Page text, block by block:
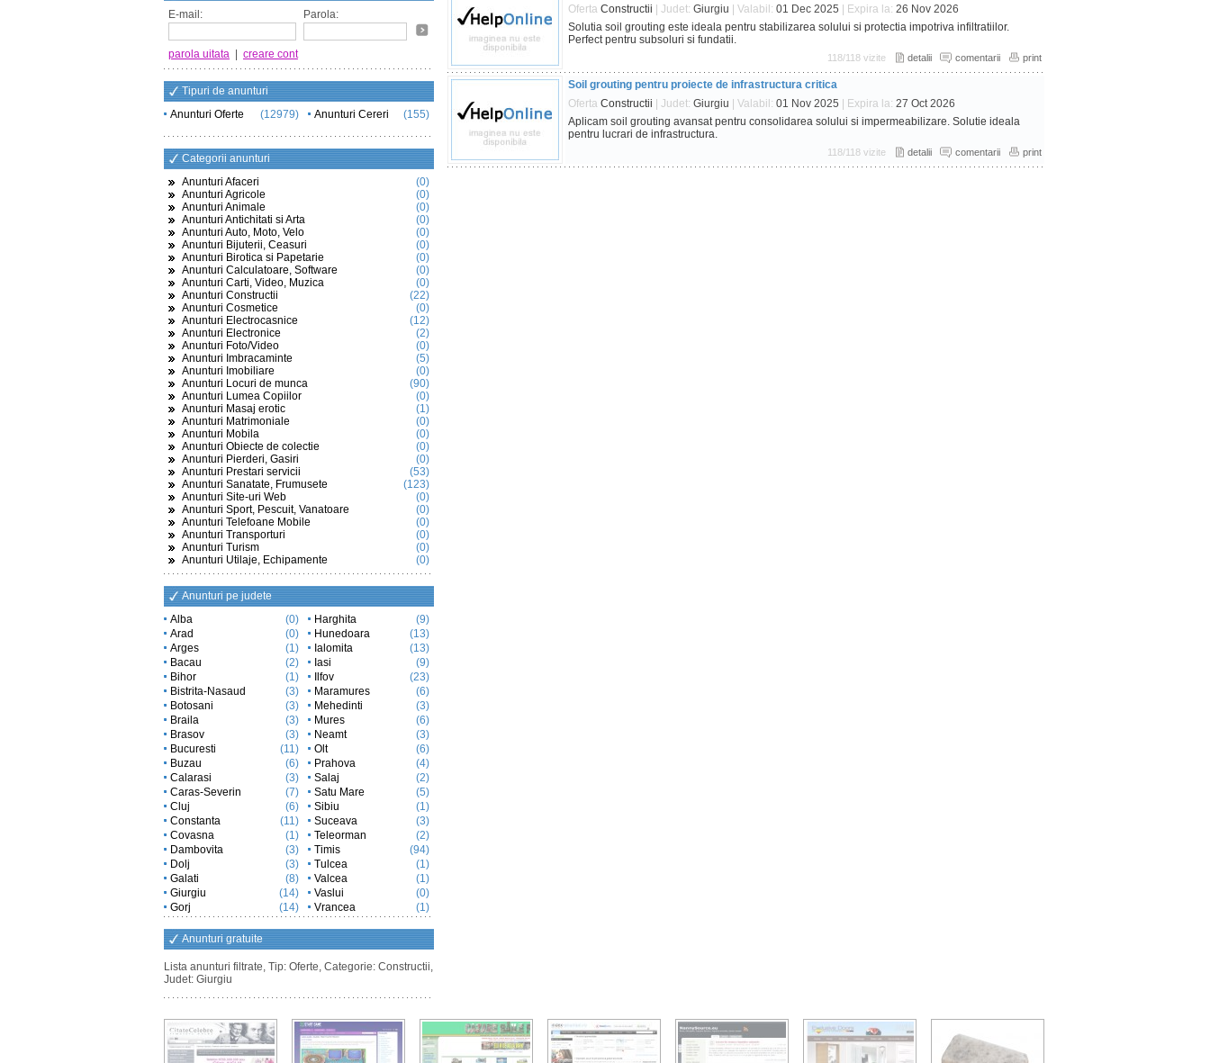
E-mail:
Parola:
parola uitata creare cont
Tipuri de anunturi
Anunturi Oferte
(12979) Anunturi Cereri (155)
Categorii anunturi
Anunturi Afaceri
(0)
Anunturi Agricole
(0)
Anunturi Animale
(0)
Anunturi Antichitati si Arta
(0)
Anunturi Auto, Moto, Velo
(0)
Anunturi Bijuterii, Ceasuri
(0)
Anunturi Birotica si Papetarie
(0)
Anunturi Calculatoare, Software
(0)
Anunturi Carti, Video, Muzica
(0)
Anunturi Constructii
(22)
Anunturi Cosmetice
(0)
Anunturi Electrocasnice
(12)
Anunturi Electronice
(2)
Anunturi Foto/Video
(0)
Anunturi Imbracaminte
(5)
Anunturi Imobiliare
(0)
Anunturi Locuri de munca
(90)
Anunturi Lumea Copiilor
(0)
Anunturi Masaj erotic
(1)
Anunturi Matrimoniale
(0)
Anunturi Mobila
(0)
Anunturi Obiecte de colectie
(0)
Anunturi Pierderi, Gasiri
(0)
Anunturi Prestari servicii
(53)
Anunturi Sanatate, Frumusete
(123)
Anunturi Site-uri Web
(0)
Anunturi Sport, Pescuit, Vanatoare
(0)
Anunturi Telefoane Mobile
(0)
Anunturi Transporturi
(0)
Anunturi Turism
(0)
Anunturi Utilaje, Echipamente
(0)
Anunturi pe judete
Alba
(0)
Arad
(0)
Arges
(1)
Bacau
(2)
Bihor
(1)
Bistrita-Nasaud
(3)
Botosani
(3)
Braila
(3)
Brasov
(3)
Bucuresti
(11)
Buzau
(6)
Calarasi
(3)
Caras-Severin
(7)
Cluj
(6)
Constanta
(11)
Covasna
(1)
Dambovita
(3)
Dolj
(3)
Galati
(8)
Giurgiu
(14)
Gorj
(14)
Harghita
(9)
Hunedoara
(13)
Ialomita
(13)
Iasi
(9)
Ilfov
(23)
Maramures
(6)
Mehedinti
(3)
Mures
(6)
Neamt
(3)
Olt
(6)
Prahova
(4)
Salaj
(2)
Satu Mare
(5)
Sibiu
(1)
Suceava
(3)
Teleorman
(2)
Timis
(94)
Tulcea
(1)
Valcea
(1)
Vaslui
(0)
Vrancea
(1)
Anunturi gratuite
Lista anunturi filtrate, Tip: Oferte, Categorie: Constructii,
Judet: Giurgiu
Oferta Constructii | Judet: Giurgiu | Valabil: 01 Dec 2025 | Expira la: 26 Nov 2026
Solutia soil grouting este ideala pentru stabilizarea solului si protectia impotriva infiltratiilor.
Perfect pentru subsoluri si fundatii.
118/118 vizite detalii comentarii print
Soil grouting pentru proiecte de infrastructura critica
Oferta Constructii | Judet: Giurgiu | Valabil: 01 Nov 2025 | Expira la: 27 Oct 2026
Aplicam soil grouting avansat pentru consolidarea solului si impermeabilizare. Solutie ideala
pentru lucrari de infrastructura.
118/118 vizite detalii comentarii print